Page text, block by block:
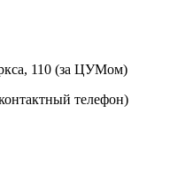
110 (за ЦУМом)
телефон)